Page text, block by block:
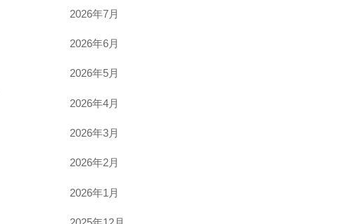
2026年7月
2026年6月
2026年5月
2026年4月
2026年3月
2026年2月
2026年1月